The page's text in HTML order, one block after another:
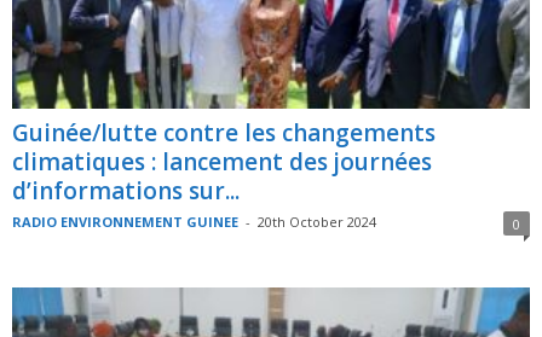
Guinée/lutte contre les changements
climatiques : lancement des journées
d’informations sur...
RADIO ENVIRONNEMENT GUINEE - 20th October 2024 0